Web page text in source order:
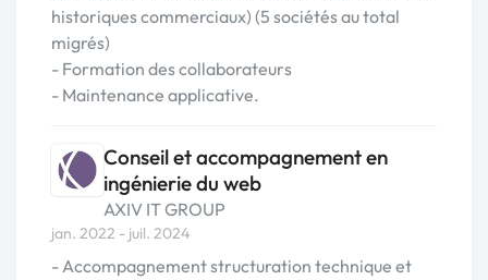
historiques commerciaux) (5 sociétés au total
migrés)
- Formation des collaborateurs
- Maintenance applicative.
Conseil et accompagnement en
ingénierie du web
AXIV IT GROUP
jan. 2022 - juil. 2024
- Accompagnement structuration technique et